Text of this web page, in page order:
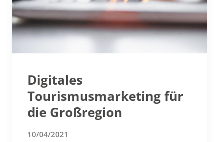
Digitales
Tourismusmarketing für
die Großregion
10/04/2021